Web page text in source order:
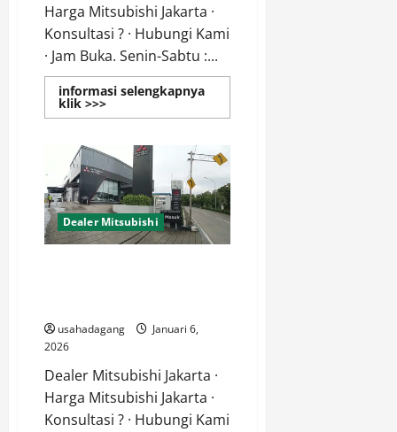
Harga Mitsubishi Jakarta ·
Konsultasi ? · Hubungi Kami
· Jam Buka. Senin-Sabtu :...
informasi selengkapnya
klik >>>Read
more
Mitsubishi
Jakarta
Promo
Mitsubishi
Jakarta
Dealer Mitsubishi
usahadagang
Januari 6,
2026
Dealer Mitsubishi Jakarta ·
Harga Mitsubishi Jakarta ·
Konsultasi ? · Hubungi Kami